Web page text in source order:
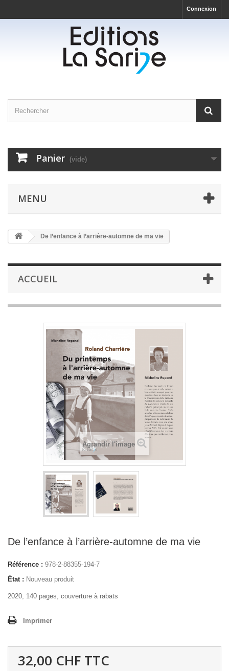
Connexion
Panier (vide)
MENU
De l’enfance à l’arrière-automne de ma vie
ACCUEIL
Agrandir l'image
De l’enfance à l’arrière-automne de ma vie
Référence : 978-2-88355-194-7
État : Nouveau produit
2020, 140 pages, couverture à rabats
Imprimer
32,00 CHF TTC